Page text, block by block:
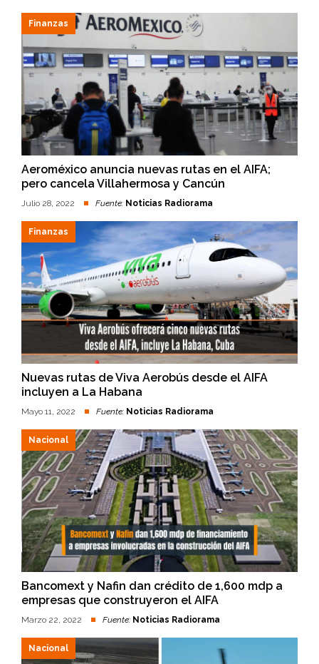
Finanzas
Aeroméxico anuncia nuevas rutas en el AIFA;
pero cancela Villahermosa y Cancún
Julio 28, 2022 Fuente: Noticias Radiorama
Finanzas
Nuevas rutas de Viva Aerobús desde el AIFA
incluyen a La Habana
Mayo 11, 2022 Fuente: Noticias Radiorama
Nacional
Bancomext y Nafin dan crédito de 1,600 mdp a
empresas que construyeron el AIFA
Marzo 22, 2022 Fuente: Noticias Radiorama
Nacional